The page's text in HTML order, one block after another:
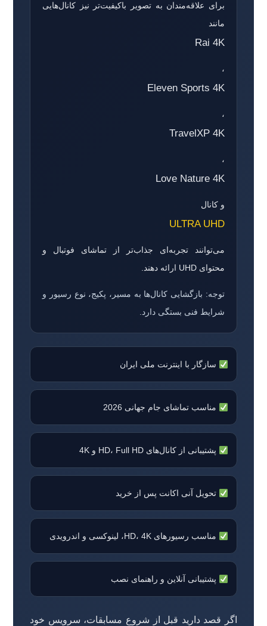
برای علاقه‌مندان به تصویر باکیفیت‌تر نیز کانال‌هایی
مانند
Rai 4K
،
Eleven Sports 4K
،
TravelXP 4K
،
Love Nature 4K
و کانال
ULTRA UHD
می‌توانند تجربه‌ای جذاب‌تر از تماشای فوتبال و
محتوای UHD ارائه دهند.
توجه: بازگشایی کانال‌ها به مسیر، پکیج، نوع رسیور و
شرایط فنی بستگی دارد.
سازگار با اینترنت ملی ایران
مناسب تماشای جام جهانی 2026
پشتیبانی از کانال‌های HD، Full HD و 4K
تحویل آنی اکانت پس از خرید
مناسب رسیورهای HD، 4K، لینوکسی و اندرویدی
پشتیبانی آنلاین و راهنمای نصب
اگر قصد دارید قبل از شروع مسابقات، سرویس خود